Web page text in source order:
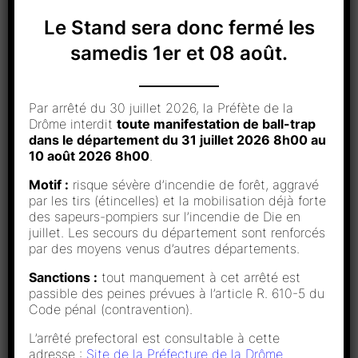
16/10/2022
Résultats 2022 – Prix d’Automne
Club
08/05/2022
Résultats 2022 – Grand Prix de la
Ville de Valence
13/03/2022
Résultats 2022 – Prix d’Ouverture
Le Stand sera donc fermé les
samedis 1er et 08 août.
Par arrêté du 30 juillet 2026, la Préfète de la
Drôme interdittoute manifestation de ball-trap
dans le département du 31 juillet 2026 8h00 au
10 août 2026 8h00.
Motif : risque sévère d’incendie de forêt, aggravé
par les tirs (étincelles) et la mobilisation déjà forte
des sapeurs-pompiers sur l’incendie de Die en
juillet. Les secours du département sont renforcés
par des moyens venus d’autres départements.
Sanctions : tout manquement à cet arrêté est
passible des peines prévues à l’article R. 610-5 du
Code pénal (contravention).
L’arrêté prefectoral est consultable à cette
adresse : Site de la Préfecture de la Drôme